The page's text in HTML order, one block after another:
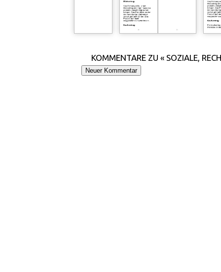
KOMMENTARE ZU « SOZIALE,